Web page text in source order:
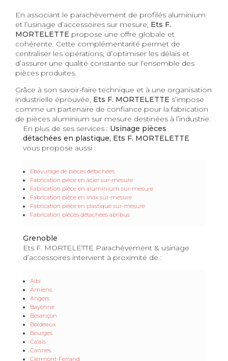
En associant le parachèvement de profilés aluminium
et l’usinage d’accessoires sur mesure, Ets F.
MORTELETTE propose une offre globale et
cohérente. Cette complémentarité permet de
centraliser les opérations, d’optimiser les délais et
d’assurer une qualité constante sur l’ensemble des
pièces produites.
Grâce à son savoir-faire technique et à une organisation
industrielle éprouvée, Ets F. MORTELETTE s’impose
comme un partenaire de confiance pour la fabrication
de pièces aluminium sur mesure destinées à l’industrie.
En plus de ses services : Usinage pièces
détachées en plastique, Ets F. MORTELETTE
vous propose aussi :
Ebavurage de pièces détachées
Fabrication pièce en acier sur-mesure
Fabrication pièce en aluminium sur-mesure
Fabrication pièce en inox sur-mesure
Fabrication pièce en plastique sur-mesure
Fabrication pièces détachées abribus
Grenoble
Ets F. MORTELETTE Parachèvement & usinage
d’accessoires intervient à proximité de :
Albi
Amiens
Angers
Bayonne
Besançon
Bordeaux
Bourges
Calais
Cannes
Clermont-Ferrand